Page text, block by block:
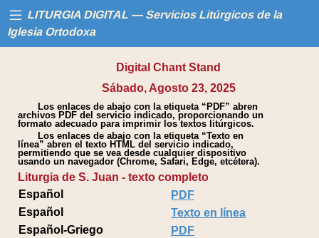
LITURGIA DIGITAL — Servicios Litúrgicos de la
Iglesia Ortodoxa
Libros
Calendario
Ayuda
Digital Chant Stand
Sábado, Agosto 23, 2025
Los enlaces de abajo con la etiqueta “PDF” abren
archivos PDF del servicio indicado, proporcionando un
formato adecuado para imprimir los textos litúrgicos.
Los enlaces de abajo con la etiqueta “Texto en
línea” abren el texto HTML del servicio indicado,
permitiendo que se vea desde cualquier dispositivo
usando un navegador (Chrome, Safari, Edge, etcétera).
Liturgia de S. Juan - texto completo
Español
PDF
Español
Texto en línea
Español-Griego
PDF